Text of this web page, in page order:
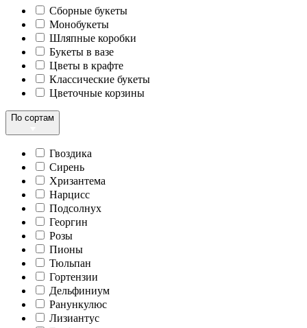
Сборные букеты
Монобукеты
Шляпные коробки
Букеты в вазе
Цветы в крафте
Классические букеты
Цветочные корзины
По сортам
Гвоздика
Сирень
Хризантема
Нарцисс
Подсолнух
Георгин
Розы
Пионы
Тюльпан
Гортензии
Дельфиниум
Ранункулюс
Лизиантус